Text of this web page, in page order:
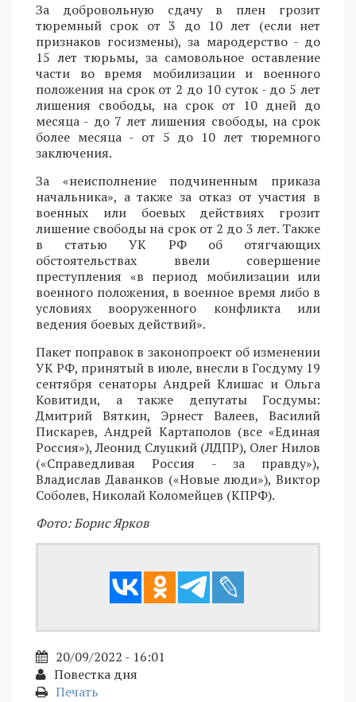
За добровольную сдачу в плен грозит
тюремный срок от 3 до 10 лет (если нет
признаков госизмены), за мародерство - до
15 лет тюрьмы, за самовольное оставление
части во время мобилизации и военного
положения на срок от 2 до 10 суток - до 5 лет
лишения свободы, на срок от 10 дней до
месяца - до 7 лет лишения свободы, на срок
более месяца - от 5 до 10 лет тюремного
заключения.
За «неисполнение подчиненным приказа
начальника», а также за отказ от участия в
военных или боевых действиях грозит
лишение свободы на срок от 2 до 3 лет. Также
в статью УК РФ об отягчающих
обстоятельствах ввели совершение
преступления «в период мобилизации или
военного положения, в военное время либо в
условиях вооруженного конфликта или
ведения боевых действий».
Пакет поправок в законопроект об изменении
УК РФ, принятый в июле, внесли в Госдуму 19
сентября сенаторы Андрей Клишас и Ольга
Ковитиди, а также депутаты Госдумы:
Дмитрий Вяткин, Эрнест Валеев, Василий
Пискарев, Андрей Картаполов (все «Единая
Россия»), Леонид Слуцкий (ЛДПР), Олег Нилов
(«Справедливая Россия - за правду»),
Владислав Даванков («Новые люди»), Виктор
Соболев, Николай Коломейцев (КПРФ).
Фото: Борис Ярков
20/09/2022 - 16:01
Повестка дня
Печать